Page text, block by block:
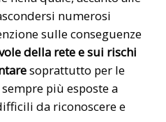
numerosi
sulle conseguenze
della rete e sui rischi
soprattutto per le
più esposte a
da riconoscere e